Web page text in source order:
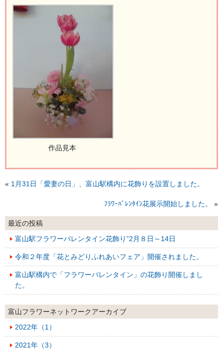
作品見本
« 1月31日「愛妻の日」、富山駅構内に花飾りを設置しました。
ﾌﾗﾜｰﾊﾞﾚﾝﾀｲﾝ花展示開始しました。 »
最近の投稿
富山駅フラワーバレンタイン花飾り”2月８日～14日
令和２年度「花とみどりふれあいフェア」開催されました。
富山駅構内で「フラワーバレンタイン」の花飾り開催しまし
た。
富山フラワーネットワークアーカイブ
2022年（1）
2021年（3）